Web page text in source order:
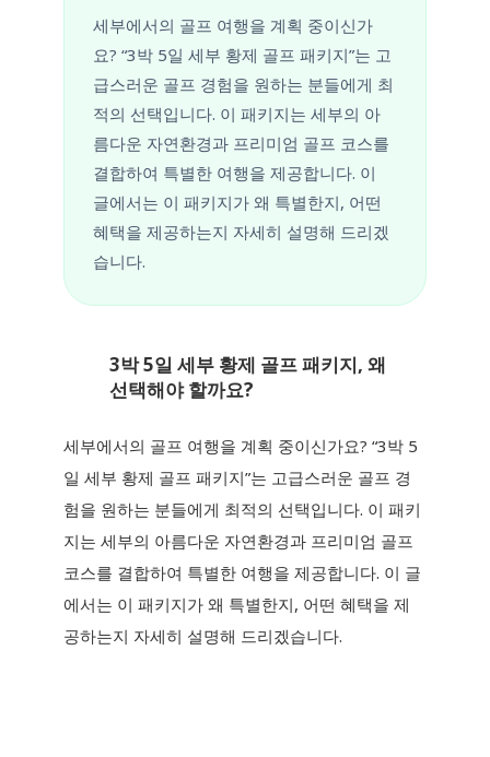
세부에서의 골프 여행을 계획 중이신가
요? “3박 5일 세부 황제 골프 패키지”는 고
급스러운 골프 경험을 원하는 분들에게 최
적의 선택입니다. 이 패키지는 세부의 아
름다운 자연환경과 프리미엄 골프 코스를
결합하여 특별한 여행을 제공합니다. 이
글에서는 이 패키지가 왜 특별한지, 어떤
혜택을 제공하는지 자세히 설명해 드리겠
습니다.
3박 5일 세부 황제 골프 패키지, 왜
선택해야 할까요?
세부에서의 골프 여행을 계획 중이신가요? “3박 5
일 세부 황제 골프 패키지”는 고급스러운 골프 경
험을 원하는 분들에게 최적의 선택입니다. 이 패키
지는 세부의 아름다운 자연환경과 프리미엄 골프
코스를 결합하여 특별한 여행을 제공합니다. 이 글
에서는 이 패키지가 왜 특별한지, 어떤 혜택을 제
공하는지 자세히 설명해 드리겠습니다.